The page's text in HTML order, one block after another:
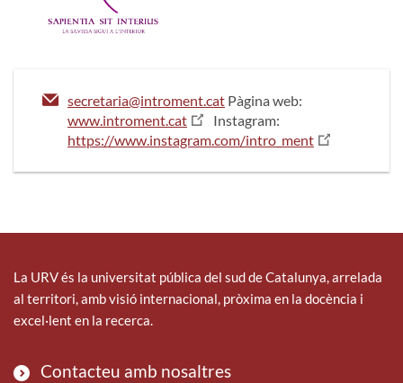
secretaria@introment.cat Pàgina web:
www.introment.cat
Instagram:
https://www.instagram.com/intro_ment
La URV és la universitat pública del sud de Catalunya, arrelada
al territori, amb visió internacional, pròxima en la docència i
excel·lent en la recerca.
Contacteu amb nosaltres